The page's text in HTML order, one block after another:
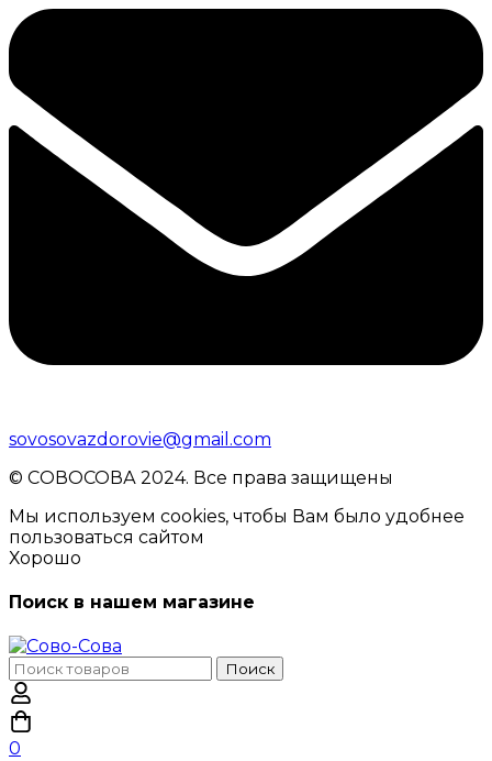
sovosovazdorovie@gmail.com
© CОВОСОВА 2024. Все права защищены
Мы используем cookies, чтобы Вам было удобнее
пользоваться сайтом
Хорошо
Поиск в нашем магазине
Поиск
по:
Поиск
0